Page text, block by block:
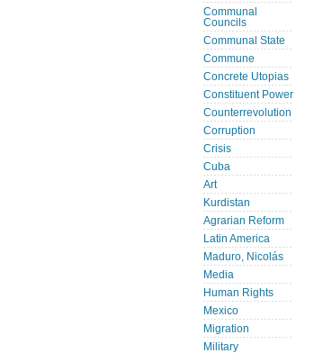
Communal
Councils
Communal State
Commune
Concrete Utopias
Constituent Power
Counterrevolution
Corruption
Crisis
Cuba
Art
Kurdistan
Agrarian Reform
Latin America
Maduro, Nicolás
Media
Human Rights
Mexico
Migration
Military